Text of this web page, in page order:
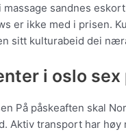
massage sandnes
er ikke med i prisen.
sitt kulturabeid dei
i oslo sex
På påskeaften skal
Aktiv transport har